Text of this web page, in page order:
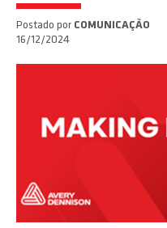
Postado por COMUNICAÇÃO
16/12/2024